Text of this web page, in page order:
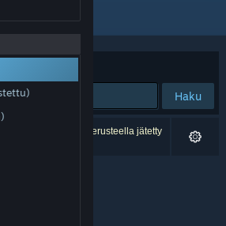
Haku
peliä on asetustesi perusteella jätetty